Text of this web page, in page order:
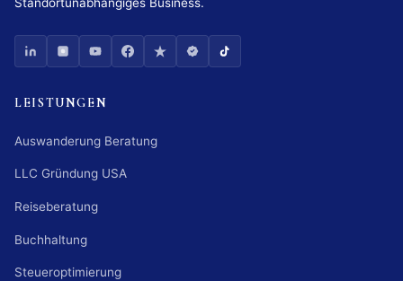
LEISTUNGEN
Auswanderung Beratung
LLC Gründung USA
Reiseberatung
Buchhaltung
Steueroptimierung